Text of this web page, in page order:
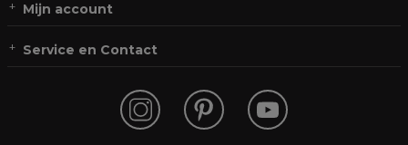
Mijn account
Service en Contact